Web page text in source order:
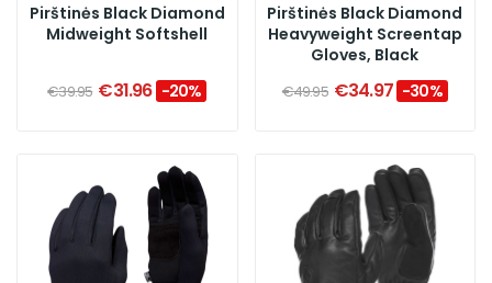
Pirštinės Black Diamond
Midweight Softshell
€39.95 €31.96 -20%
Pirštinės Black Diamond
Heavyweight Screentap
Gloves, Black
€49.95 €34.97 -30%